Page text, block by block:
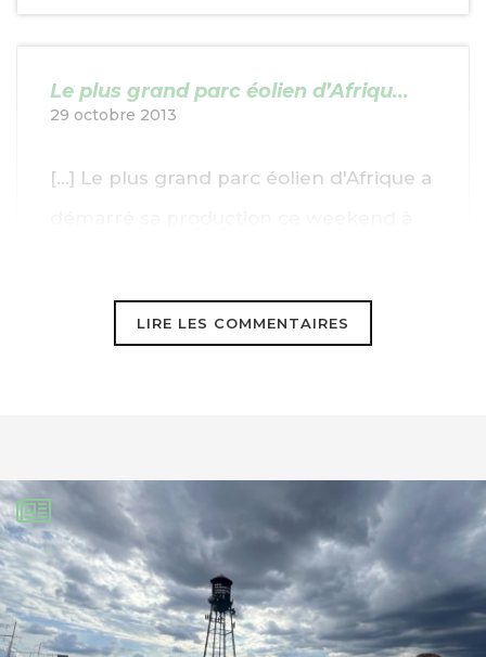
Le plus grand parc éolien d’Afriqu...
29 octobre 2013
[…] Le plus grand parc éolien d'Afrique a
production de près de 120 MW. […]
LIRE LES COMMENTAIRES